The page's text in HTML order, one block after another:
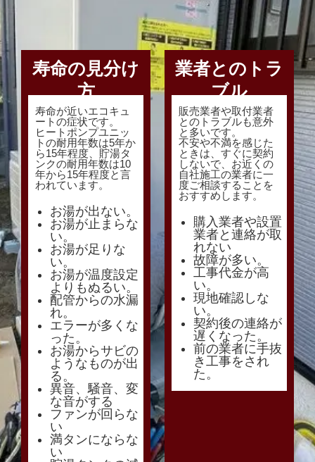
寿命の見分け
方
寿命が近いエコキュ
ートの症状です。
ヒートポンプユニッ
トの耐用年数は5年か
ら15年程度、貯湯タ
ンクの耐用年数は10
年から15年程度と言
われています。
お湯が出ない。
お湯が止まらな
い。
お湯が足りな
い。
お湯が温度設定
よりもぬるい。
配管からの水漏
れ。
エラーが多くな
った。
お湯からサビの
ようなものが出
る。
異音、騒音、変
な音がする
ファンが回らな
い
満タンにならな
い
業者とのトラ
ブル
販売業者や取付業者
とのトラブルも意外
と多いです。
不安や不満を感じた
ときは、すぐに契約
しないで、お近くの
自社施工の業者に一
度ご相談することを
おすすめします。
購入業者や設置
業者と連絡が取
れない
故障が多い。
工事代金が高
い。
現地確認しな
い。
契約後の連絡が
遅くなった。
前の業者に手抜
き工事をされ
た。